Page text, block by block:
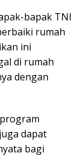
bapak TNI
rumah
ini
di rumah
dengan
dapat
bagi